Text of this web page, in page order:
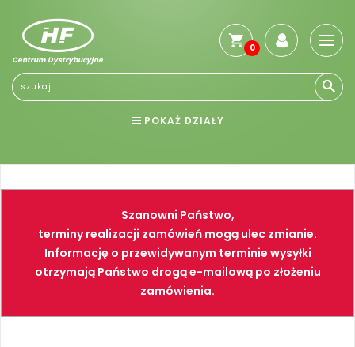
Centrum Dystrybucyjne
0
POKAŻ DZIAŁY
NARZĘDZIA SPAWALNICTWO
FARBY PNEUMATYKA
Szanowni Państwo,
terminy realizacji zamówień mogą ulec zmianie.
Informację o przewidywanym terminie wysyłki
otrzymają Państwo drogą e-mailową po złożeniu
zamówienia.